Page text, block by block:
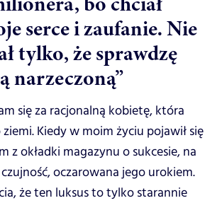
serce i zaufanie. Nie
tylko, że sprawdzę
narzeczoną”
się za racjonalną kobietę, która
Kiedy w moim życiu pojawił się
z okładki magazynu o sukcesie, na
oczarowana jego urokiem.
że ten luksus to tylko starannie